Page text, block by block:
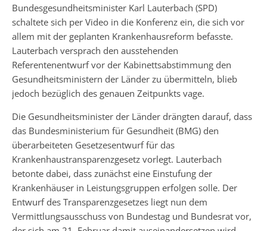
Bundesgesundheitsminister Karl Lauterbach (SPD)
schaltete sich per Video in die Konferenz ein, die sich vor
allem mit der geplanten Krankenhausreform befasste.
Lauterbach versprach den ausstehenden
Referentenentwurf vor der Kabinettsabstimmung den
Gesundheitsministern der Länder zu übermitteln, blieb
jedoch bezüglich des genauen Zeitpunkts vage.
Die Gesundheitsminister der Länder drängten darauf, dass
das Bundesministerium für Gesundheit (BMG) den
überarbeiteten Gesetzesentwurf für das
Krankenhaustransparenzgesetz vorlegt. Lauterbach
betonte dabei, dass zunächst eine Einstufung der
Krankenhäuser in Leistungsgruppen erfolgen solle. Der
Entwurf des Transparenzgesetzes liegt nun dem
Vermittlungsausschuss von Bundestag und Bundesrat vor,